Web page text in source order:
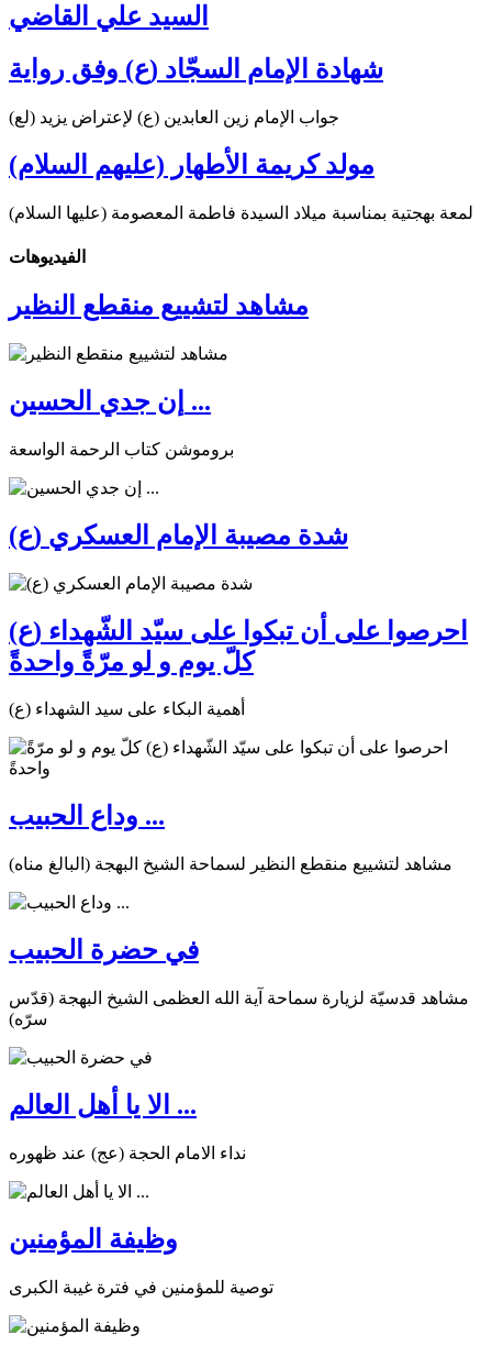
السيد علي القاضي
شهادة الإمام السجّاد (ع) وفق رواية
جواب الإمام زين العابدين (ع) لإعتراض يزيد (لع)
مولد كريمة الأطهار (عليهم السلام)
لمعة بهجتية بمناسبة ميلاد السيدة فاطمة المعصومة (عليها السلام)
الفیدیوهات
مشاهد لتشييع منقطع النظير
إن جدي الحسين ...
بروموشن كتاب الرحمة الواسعة
شدة مصيبة الإمام العسكري (ع)
احرصوا على أن تبكوا على سيّد الشّهداء (ع)
كلّ يوم و لو مرّةً واحدةً
أهمية البكاء على سيد الشهداء (ع)
وداع الحبيب ...
مشاهد لتشييع منقطع النظير لسماحة الشيخ البهجة (البالغ مناه)
في حضرة الحبيب
مشاهد قدسيّة لزيارة سماحة آية الله العظمى الشيخ البهجة (قدّس
سرّه)
الا يا أهل العالم ...
نداء الامام الحجة (عج) عند ظهوره
وظيفة المؤمنين
توصية للمؤمنين في فترة غيبة الكبرى